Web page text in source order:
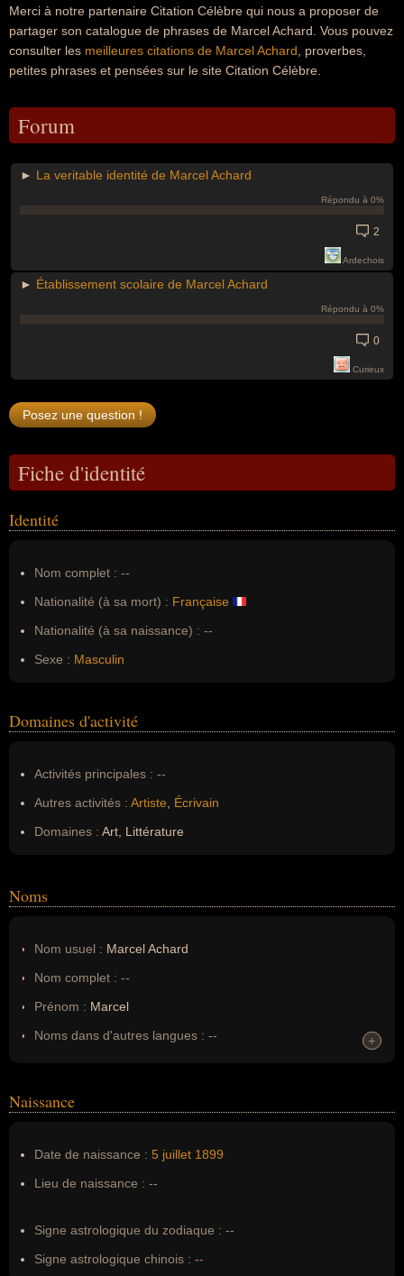
Merci à notre partenaire Citation Célèbre qui nous a proposer de
partager son catalogue de phrases de Marcel Achard. Vous pouvez
consulter les meilleures citations de Marcel Achard , proverbes,
petites phrases et pensées sur le site Citation Célèbre.
Forum
► La veritable identité de Marcel Achard
Répondu à 0%
2
Ardechois
► Établissement scolaire de Marcel Achard
Répondu à 0%
0
Curieux
Fiche d'identité
Identité
Nom complet : --
Nationalité (à sa mort) : Française
Nationalité (à sa naissance) : --
Sexe : Masculin
Domaines d'activité
Activités principales : --
Autres activités : Artiste
Écrivain
Domaines : Art, Littérature
Noms
Nom usuel : Marcel Achard
Nom complet : --
Prénom : Marcel
Noms dans d'autres langues : --
Nom de famille :Achard
+
+
Naissance
Date de naissance : 5 juillet 1899
Lieu de naissance : --
Signe astrologique du zodiaque : --
Signe astrologique chinois : --